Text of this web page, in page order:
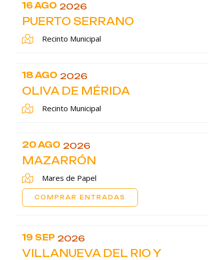
16 AGO 2026
PUERTO SERRANO
Recinto Municipal
18 AGO 2026
OLIVA DE MÉRIDA
Recinto Municipal
20 AGO 2026
MAZARRÓN
Mares de Papel
COMPRAR ENTRADAS
19 SEP 2026
VILLANUEVA DEL RIO Y